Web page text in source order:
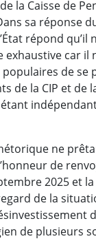
la Caisse de
sa réponse
répond qu’il
exhaustive car il
populaires de se
de la CIP et de
ne
de
2025 et
de la
de plusieurs